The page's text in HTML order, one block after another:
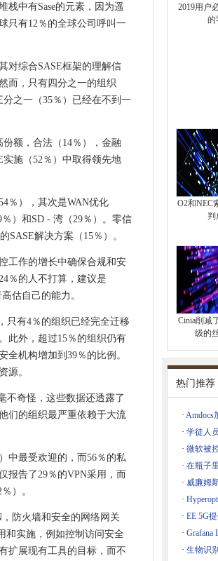
的小心”
密
中有Sase的元素，因为遥
只有12％的全球公司呼叫一
对综合SASE框架的理解信
而，只有四分之一的组织
分之一（35％）已经在不到一
额，合法（14％），金融
实施（52％）中取得领先地
％），其次是WAN优化
％）和SD - 湾（29％）。零信
SASE解决方案（15％）。
工作的增长中确保合规和安
％的人不打算，建议是
估自己的能力。
只有4％的组织已经完全迁移
此外，超过15％的组织仍有
全机构增加到39％的比例。
源。
不奇怪，这些数据还透露了
们的组织最严重依赖于大流
中最受欢迎的，而56％的私
报告了29％的VPN采用，而
）。
防火墙和安全的网络网关
和实施，例如控制访问安全
扩展现有工具的目标，而不
2019用户
的
O2和NEC
判
Cinia削减
级的
热门推荐
· Amdocs
· 学徒人
· 微软被
· 在瓶子
· 威廉姆
·
· EE 5G
· Grafana
Tactics
· 生物识